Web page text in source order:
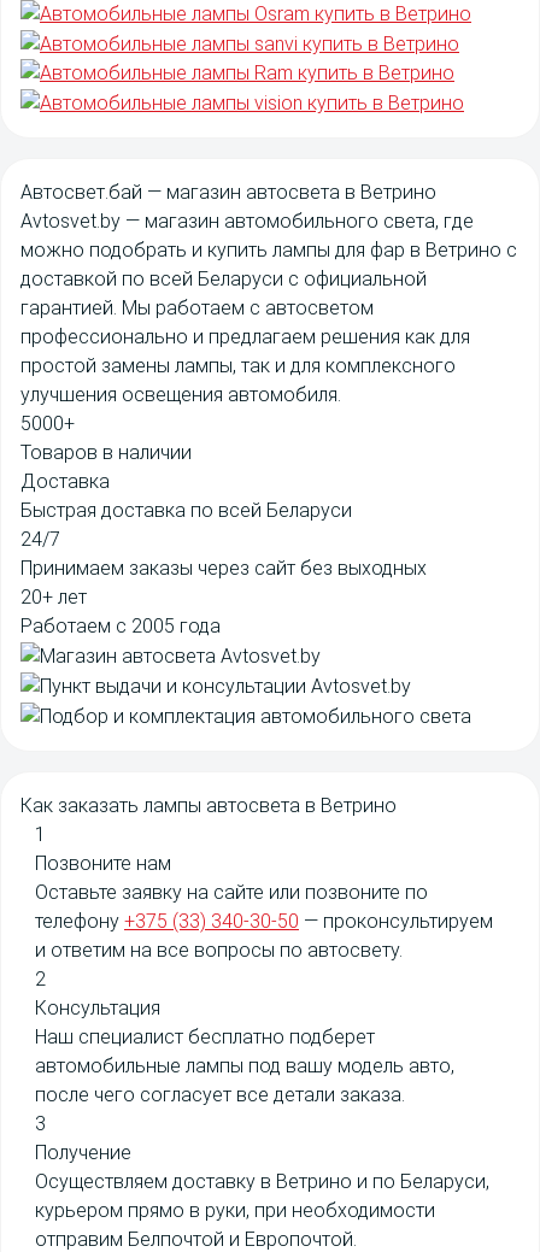
Автосвет.бай — магазин автосвета в Ветрино
Avtosvet.by — магазин автомобильного света, где
можно подобрать и купить лампы для фар в Ветрино с
доставкой по всей Беларуси с официальной
гарантией. Мы работаем с автосветом
профессионально и предлагаем решения как для
простой замены лампы, так и для комплексного
улучшения освещения автомобиля.
5000+
Товаров в наличии
Доставка
Быстрая доставка по всей Беларуси
24/7
Принимаем заказы через сайт без выходных
20+ лет
Работаем с 2005 года
Как заказать лампы автосвета в Ветрино
1
Позвоните нам
Оставьте заявку на сайте или позвоните по
телефону +375 (33) 340-30-50 — проконсультируем
и ответим на все вопросы по автосвету.
2
Консультация
Наш специалист бесплатно подберет
автомобильные лампы под вашу модель авто,
после чего согласует все детали заказа.
3
Получение
Осуществляем доставку в Ветрино и по Беларуси,
курьером прямо в руки, при необходимости
отправим Белпочтой и Европочтой.